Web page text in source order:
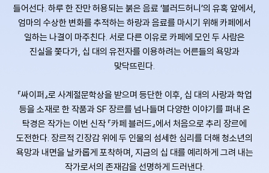
들어선다. 하루 한 잔만 허용되는 붉은 음료 ‘블러드허니’의 유혹 앞에서,
엄마의 수상한 변화를 추적하는 하랑과 음료를 마시기 위해 카페에서
일하는 나결이 마주친다. 서로 다른 이유로 카페에 모인 두 사람은
진실을 쫓다가, 십 대의 유전자를 이용하려는 어른들의 욕망과
맞닥뜨린다.
『싸이퍼』로 사계절문학상을 받으며 등단한 이후, 십 대의 사랑과 학업
등을 소재로 한 작품과 SF 장르를 넘나들며 다양한 이야기를 펴내 온
탁경은 작가는 이번 신작 『카페 블러드』에서 처음으로 추리 장르에
도전한다. 장르적 긴장감 위에 두 인물의 섬세한 심리를 더해 청소년의
욕망과 내면을 날카롭게 포착하며, 지금의 십 대를 예리하게 그려 내는
작가로서의 존재감을 선명하게 드러낸다.